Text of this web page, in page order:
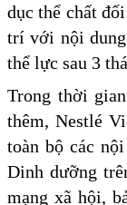
dục thể chất
trí với nội dung
thể lực sau 3
Trong thời
thêm, Nestlé
toàn bộ các
Dinh dưỡng
mạng xã hội,